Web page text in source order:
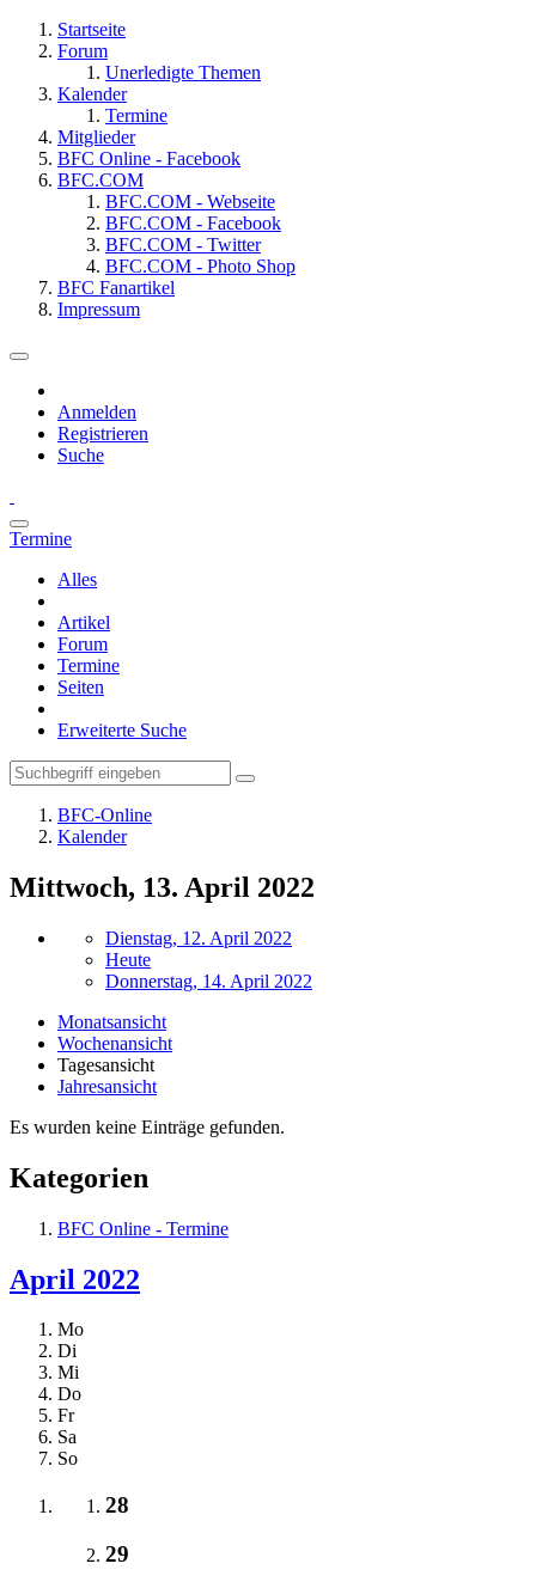
Startseite
Forum
Unerledigte Themen
Kalender
Termine
Mitglieder
BFC Online - Facebook
BFC.COM
BFC.COM - Webseite
BFC.COM - Facebook
BFC.COM - Twitter
BFC.COM - Photo Shop
BFC Fanartikel
Impressum
Anmelden
Registrieren
Suche
Termine
Alles
Artikel
Forum
Termine
Seiten
Erweiterte Suche
BFC-Online
Kalender
Mittwoch, 13. April 2022
Dienstag, 12. April 2022
Heute
Donnerstag, 14. April 2022
Monatsansicht
Wochenansicht
Tagesansicht
Jahresansicht
Es wurden keine Einträge gefunden.
Kategorien
BFC Online - Termine
April 2022
Mo
Di
Mi
Do
Fr
Sa
So
28
29